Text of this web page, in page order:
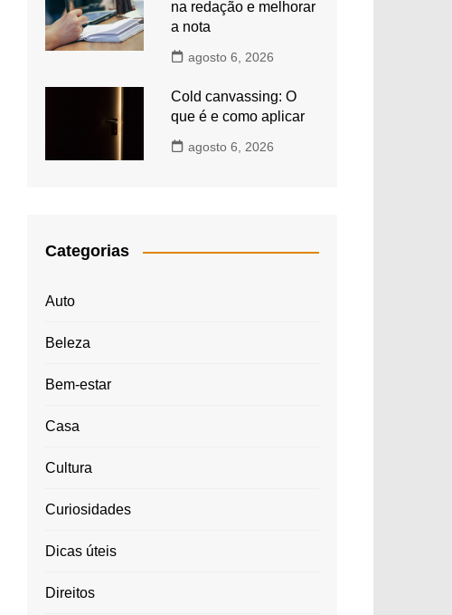
na redação e melhorar
a nota
agosto 6, 2026
Cold canvassing: O
que é e como aplicar
agosto 6, 2026
Categorias
Auto
Beleza
Bem-estar
Casa
Cultura
Curiosidades
Dicas úteis
Direitos